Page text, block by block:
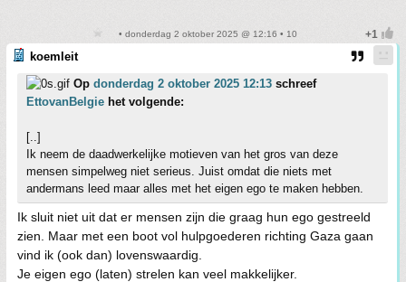
• donderdag 2 oktober 2025 @ 12:16 • 10
koemleit
Op donderdag 2 oktober 2025 12:13 schreef
EttovanBelgie het volgende:
[..]
Ik neem de daadwerkelijke motieven van het gros van deze
mensen simpelweg niet serieus. Juist omdat die niets met
andermans leed maar alles met het eigen ego te maken hebben.
Ik sluit niet uit dat er mensen zijn die graag hun ego gestreeld
zien. Maar met een boot vol hulpgoederen richting Gaza gaan
vind ik (ook dan) lovenswaardig.
Je eigen ego (laten) strelen kan veel makkelijker.